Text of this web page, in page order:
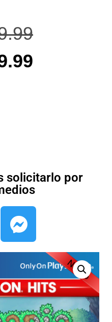
solicitarlo por